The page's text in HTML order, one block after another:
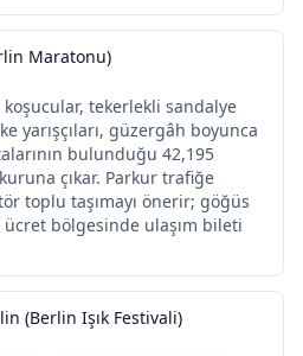
Maratonu)
tekerlekli sandalye
yarışçıları, güzergâh boyunca
bulunduğu 42,195
çıkar. Parkur trafiğe
toplu taşımayı önerir; göğüs
ücret bölgesinde ulaşım bileti
(Berlin Işık Festivali)